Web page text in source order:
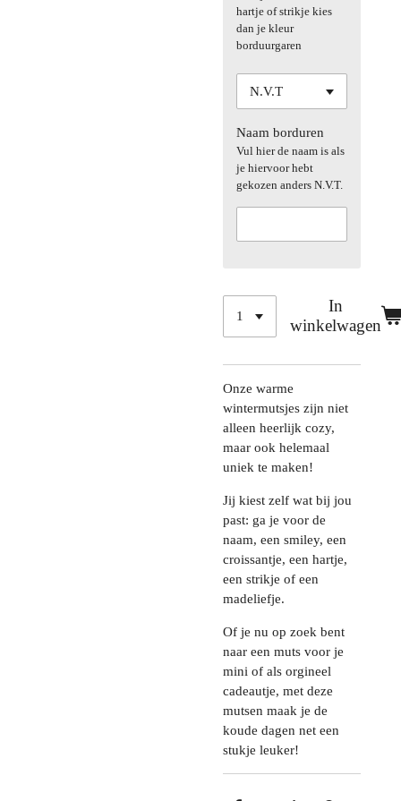
hartje of strikje kies
dan je kleur
borduurgaren
Naam borduren
Vul hier de naam is als
je hiervoor hebt
gekozen anders N.V.T.
In
winkelwagen
Onze warme
wintermutsjes zijn niet
alleen heerlijk cozy,
maar ook helemaal
uniek te maken!
Jij kiest zelf wat bij jou
past: ga je voor de
naam, een smiley, een
croissantje, een hartje,
een strikje of een
madeliefje.
Of je nu op zoek bent
naar een muts voor je
mini of als orgineel
cadeautje, met deze
mutsen maak je de
koude dagen net een
stukje leuker!